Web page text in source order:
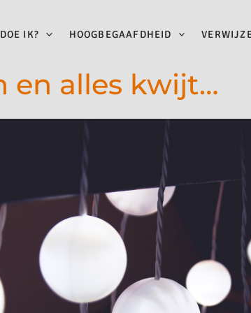
IK? HOOGBEGAAFDHEID
en alles kwijt…